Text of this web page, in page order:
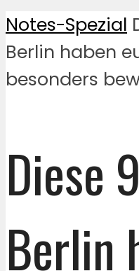
Notes-Spezial
Berlin haben
besonders
Diese
Berlin